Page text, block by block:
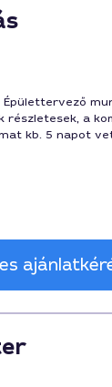
a
kb. 5 napot